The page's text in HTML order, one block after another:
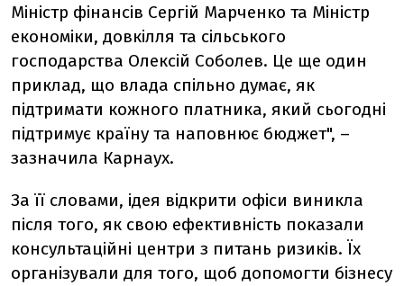
Міністр фінансів Сергій Марченко та Міністр
економіки, довкілля та сільського
господарства Олексій Соболев. Це ще один
приклад, що влада спільно думає, як
підтримати кожного платника, який сьогодні
підтримує країну та наповнює бюджет", –
зазначила Карнаух.
За її словами, ідея відкрити офіси виникла
після того, як свою ефективність показали
консультаційні центри з питань ризиків. Їх
організували для того, щоб допомогти бізнесу